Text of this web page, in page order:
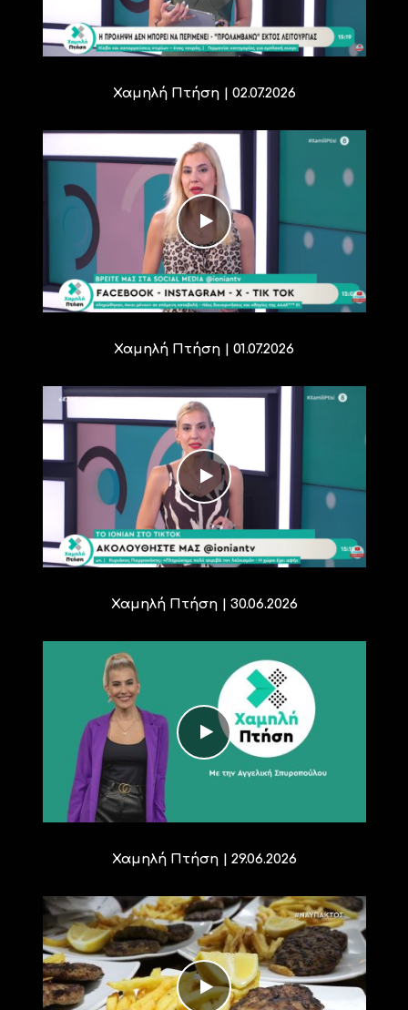
Χαμηλή Πτήση | 02.07.2026
Χαμηλή Πτήση | 01.07.2026
Χαμηλή Πτήση | 30.06.2026
Χαμηλή Πτήση | 29.06.2026